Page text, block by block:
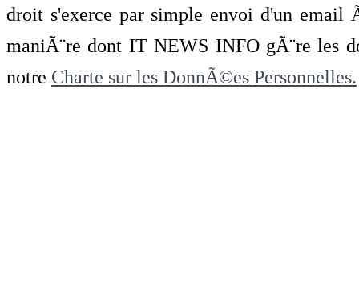
droit s'exerce par simple envoi d'un
maniÃ¨re dont IT NEWS INFO gÃ¨re les
notre Charte sur les DonnÃ©es Personnelles.